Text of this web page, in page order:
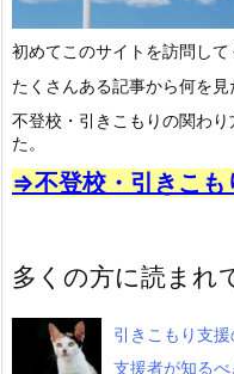
初めてこのサイトを訪問して
たくさんある記事から何を見
不登校・引きこもりの関わ
た。
⇒不登校・引きこも
多くの方に読まれ
引きこもり支
支援者が知る